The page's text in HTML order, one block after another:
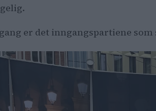
er det inngangspartiene